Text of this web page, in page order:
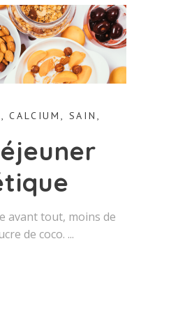
,CALCIUM, SAIN ,
avant tout, moins de
de coco.